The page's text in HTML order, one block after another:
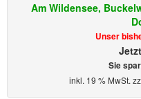
Am Wildensee,
Unser
Sie
inkl. 19 % MwSt.